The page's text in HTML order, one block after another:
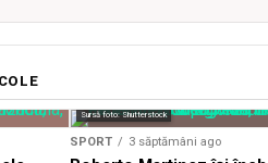
Sursă foto: Shutterstock
SPORT 3 săptămâni ago